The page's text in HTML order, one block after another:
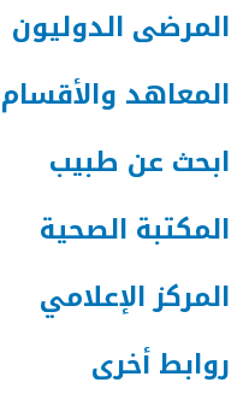
المرضى الدوليون
المعاهد والأقسام
ابحث عن طبيب
المكتبة الصحية
المركز الإعلامي
روابط أخرى